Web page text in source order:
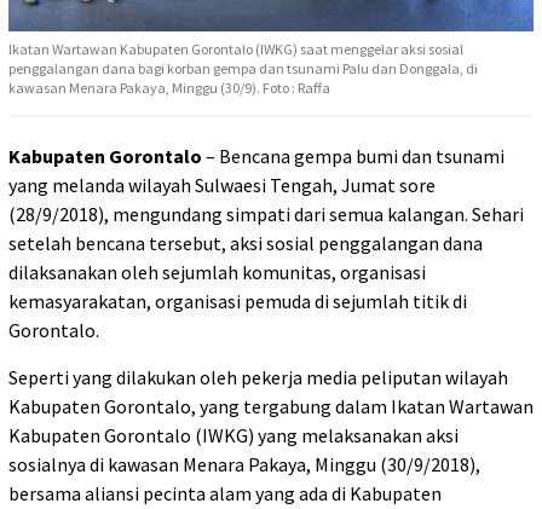
Ikatan Wartawan Kabupaten Gorontalo (IWKG) saat menggelar aksi sosial
penggalangan dana bagi korban gempa dan tsunami Palu dan Donggala, di
kawasan Menara Pakaya, Minggu (30/9). Foto : Raffa
Kabupaten Gorontalo – Bencana gempa bumi dan tsunami
yang melanda wilayah Sulwaesi Tengah, Jumat sore
(28/9/2018), mengundang simpati dari semua kalangan. Sehari
setelah bencana tersebut, aksi sosial penggalangan dana
dilaksanakan oleh sejumlah komunitas, organisasi
kemasyarakatan, organisasi pemuda di sejumlah titik di
Gorontalo.
Seperti yang dilakukan oleh pekerja media peliputan wilayah
Kabupaten Gorontalo, yang tergabung dalam Ikatan Wartawan
Kabupaten Gorontalo (IWKG) yang melaksanakan aksi
sosialnya di kawasan Menara Pakaya, Minggu (30/9/2018),
bersama aliansi pecinta alam yang ada di Kabupaten